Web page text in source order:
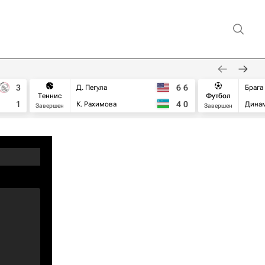
3
1
Теннис
Завершен
Д. Пегула
К. Рахимова
6 6
4 0
Футбол
Завершен
Брага